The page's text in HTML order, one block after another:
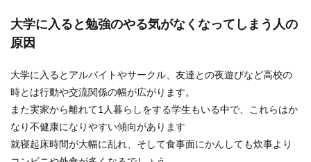
いいの？予備校の選び方
授業かどちら...
高校の教科書販売はスーツケースが必
要？持ち帰る方法を紹介
大学に入ると勉強のやる気がなくなってしまう人の
原因
大学に入るとアルバイトやサークル、友達との夜遊びなど高校の
時とは行動や交流関係の幅が広がります。
また実家から離れて1人暮らしをする学生もいる中で、これらはか
なり不健康になりやすい傾向があります
就寝起床時間が大幅に乱れ、そして食事面にかんしても炊事より